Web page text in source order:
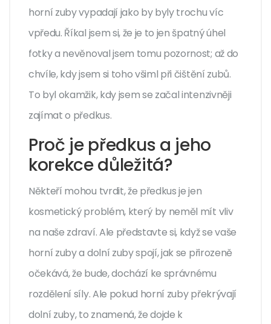
horní zuby vypadají jako by byly trochu víc
vpředu. Říkal jsem si, že je to jen špatný úhel
fotky a nevěnoval jsem tomu pozornost; až do
chvíle, kdy jsem si toho všiml při čištění zubů.
To byl okamžik, kdy jsem se začal intenzivněji
zajímat o předkus.
Proč je předkus a jeho
korekce důležitá?
Někteří mohou tvrdit, že předkus je jen
kosmetický problém, který by neměl mít vliv
na naše zdraví. Ale představte si, když se vaše
horní zuby a dolní zuby spojí, jak se přirozeně
očekává, že bude, dochází ke správnému
rozdělení síly. Ale pokud horní zuby překrývají
dolní zuby, to znamená, že dojde k